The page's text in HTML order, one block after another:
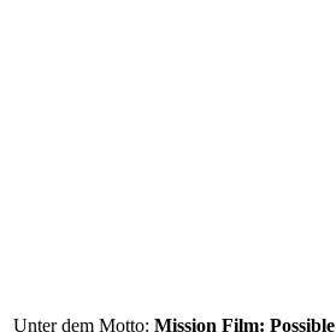
Unter dem Motto: Mission Film: Possible